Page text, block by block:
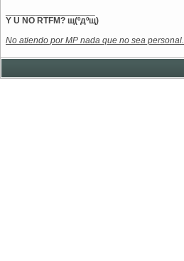
Y U NO RTFM? щ(ºдºщ)
No atiendo por MP nada que no sea personal.